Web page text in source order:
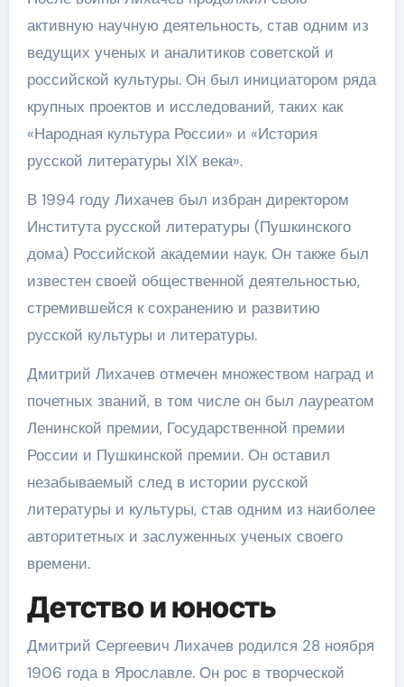
активную научную деятельность, став одним из
ведущих ученых и аналитиков советской и
российской культуры. Он был инициатором ряда
крупных проектов и исследований, таких как
«Народная культура России» и «История
русской литературы XIX века».
В 1994 году Лихачев был избран директором
Института русской литературы (Пушкинского
дома) Российской академии наук. Он также был
известен своей общественной деятельностью,
стремившейся к сохранению и развитию
русской культуры и литературы.
Дмитрий Лихачев отмечен множеством наград и
почетных званий, в том числе он был лауреатом
Ленинской премии, Государственной премии
России и Пушкинской премии. Он оставил
незабываемый след в истории русской
литературы и культуры, став одним из наиболее
авторитетных и заслуженных ученых своего
времени.
Детство и юность
Дмитрий Сергеевич Лихачев родился 28 ноября
1906 года в Ярославле. Он рос в творческой